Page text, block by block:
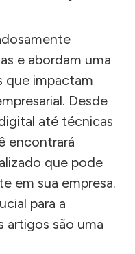
e abordam uma
que impactam
Desde
até técnicas
encontrará
que pode
em sua empresa.
para a
artigos são uma